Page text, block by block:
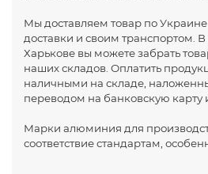
Мы доставляем товар по
доставки и своим транспортом.
Харькове вы можете забрать
наших складов. Оплатить
наличными на складе,
переводом на банковскую карту
Марки алюминия для
соответствие стандартам,